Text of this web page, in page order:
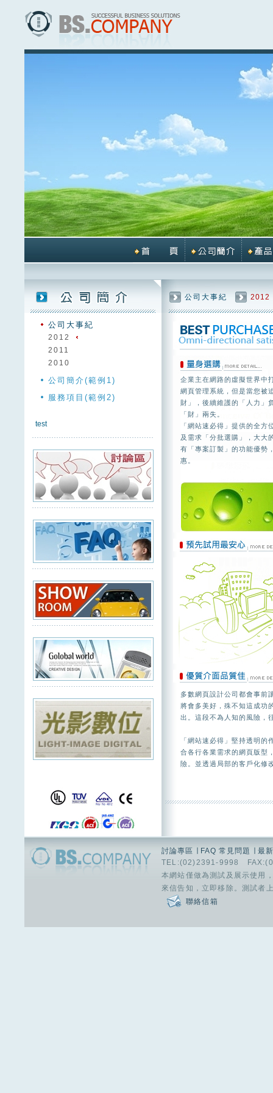
公司大事紀
2012
2011
2010
公司簡介(範例1)
服務項目(範例2)
test
公司大事紀 2012
企業主在網路的虛擬世界中
網頁管理系統，但是當您被
財」，後續維護的「人力」
「財」兩失。
「網站速必得」提供的全
及需求「分批選購」，大大
有「專案訂製」的功能優勢
惠。
多數網頁設計公司都會事前
將會多美好，殊不知這成功
出。這段不為人知的風險，
「網站速必得」堅持透明
合各行各業需求的網頁版型
險。並透過局部的客戶化修
討論專區 FAQ 常見問題
最
TEL:(02)2391-9998
本網站僅做為測試及展示使用
來信告知，立即移除。測試者
聯絡信箱